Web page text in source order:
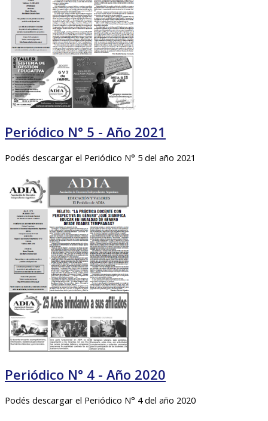
Periódico N° 5 - Año 2021
Podés descargar el Periódico N° 5 del año 2021
Periódico N° 4 - Año 2020
Podés descargar el Periódico N° 4 del año 2020